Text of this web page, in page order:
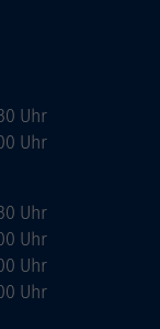
Uhr
Uhr
Uhr
Uhr
Uhr
Uhr